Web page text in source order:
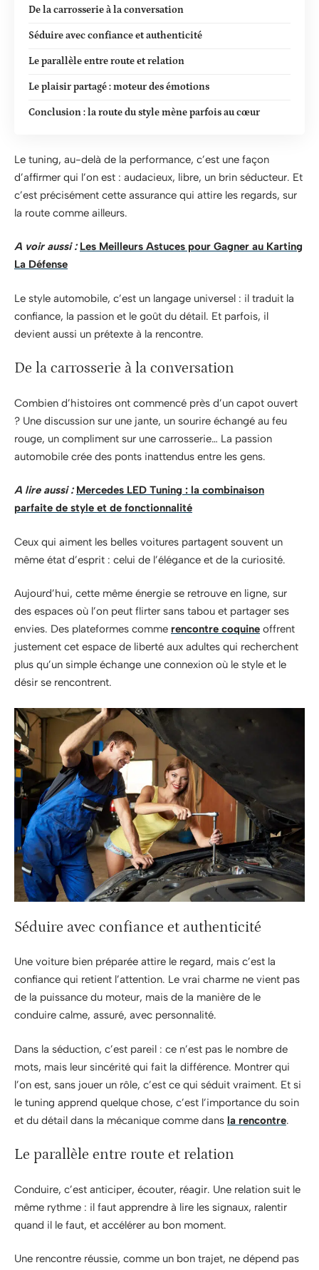
De la carrosserie à la conversation
Séduire avec confiance et authenticité
Le parallèle entre route et relation
Le plaisir partagé : moteur des émotions
Conclusion : la route du style mène parfois au cœur
Le tuning, au-delà de la performance, c’est une façon
d’affirmer qui l’on est : audacieux, libre, un brin séducteur. Et
c’est précisément cette assurance qui attire les regards, sur
la route comme ailleurs.
A voir aussi : Les Meilleurs Astuces pour Gagner au Karting
La Défense
Le style automobile, c’est un langage universel : il traduit la
confiance, la passion et le goût du détail. Et parfois, il
devient aussi un prétexte à la rencontre.
De la carrosserie à la conversation
Combien d’histoires ont commencé près d’un capot ouvert
? Une discussion sur une jante, un sourire échangé au feu
rouge, un compliment sur une carrosserie… La passion
automobile crée des ponts inattendus entre les gens.
A lire aussi : Mercedes LED Tuning : la combinaison
parfaite de style et de fonctionnalité
Ceux qui aiment les belles voitures partagent souvent un
même état d’esprit : celui de l’élégance et de la curiosité.
Aujourd’hui, cette même énergie se retrouve en ligne, sur
des espaces où l’on peut flirter sans tabou et partager ses
envies. Des plateformes comme rencontre coquine offrent
justement cet espace de liberté aux adultes qui recherchent
plus qu’un simple échange une connexion où le style et le
désir se rencontrent.
Séduire avec confiance et authenticité
Une voiture bien préparée attire le regard, mais c’est la
confiance qui retient l’attention. Le vrai charme ne vient pas
de la puissance du moteur, mais de la manière de le
conduire calme, assuré, avec personnalité.
Dans la séduction, c’est pareil : ce n’est pas le nombre de
mots, mais leur sincérité qui fait la différence. Montrer qui
l’on est, sans jouer un rôle, c’est ce qui séduit vraiment. Et si
le tuning apprend quelque chose, c’est l’importance du soin
et du détail dans la mécanique comme dans la rencontre.
Le parallèle entre route et relation
Conduire, c’est anticiper, écouter, réagir. Une relation suit le
même rythme : il faut apprendre à lire les signaux, ralentir
quand il le faut, et accélérer au bon moment.
Une rencontre réussie, comme un bon trajet, ne dépend pas